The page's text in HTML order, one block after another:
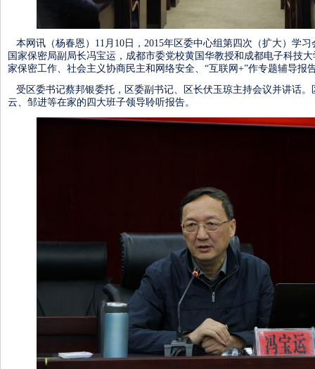
本网讯（杨春恩）11月10日，2015年区委中心组第四次（扩大）学
国家保密局副局长冯宝运，成都市委党校黄国华教授和成都电子科技
家保密工作、社会主义协商民主和网络安全、“互联网+”作专题辅导报
受区委书记蔡邦银委托，区委副书记、区长伏玉琼主持会议并讲话
云、邹进等在家的四大班子领导聆听报告。